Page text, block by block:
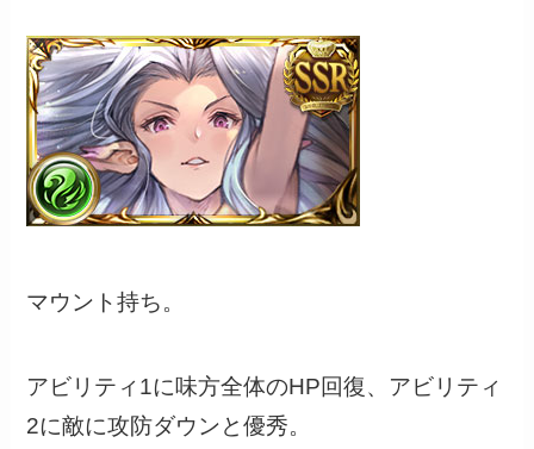
マウント持ち。
アビリティ1に味方全体のHP回復、アビリティ
2に敵に攻防ダウンと優秀。